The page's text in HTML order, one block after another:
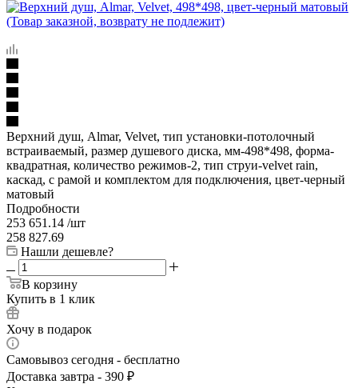
Верхний душ, Almar, Velvet, тип установки-потолочный
встраиваемый, размер душевого диска, мм-498*498, форма-
квадратная, количество режимов-2, тип струи-velvet rain,
каскад, с рамой и комплектом для подключения, цвет-черный
матовый
Подробности
253 651.14 /шт
258 827.69
Нашли дешевле?
В корзину
Купить в 1 клик
Хочу в подарок
Самовывоз сегодня - бесплатно
Доставка завтра - 390 ₽